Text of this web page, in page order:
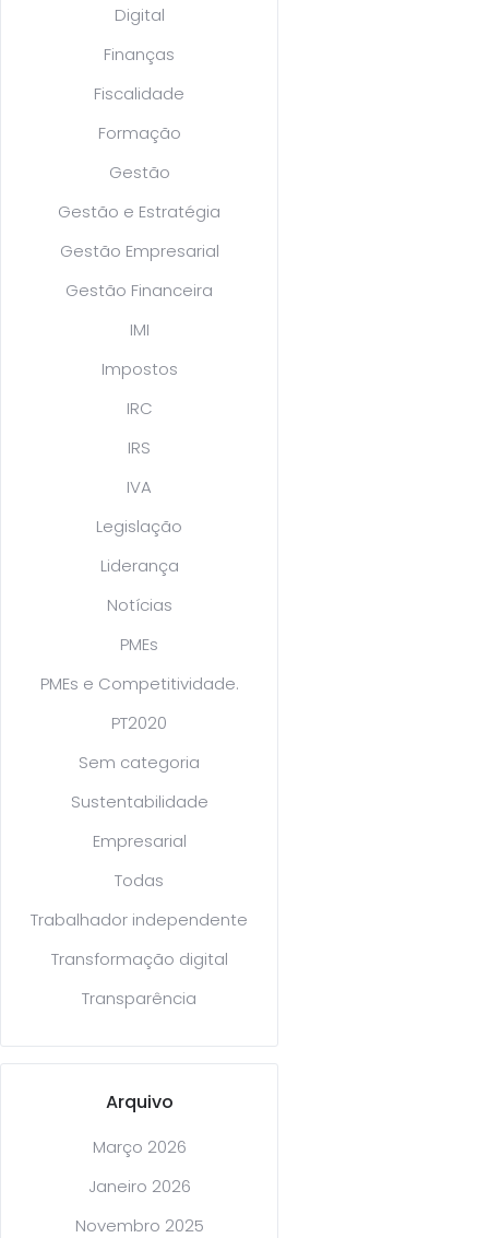
Digital
Finanças
Fiscalidade
Formação
Gestão
Gestão e Estratégia
Gestão Empresarial
Gestão Financeira
IMI
Impostos
IRC
IRS
IVA
Legislação
Liderança
Notícias
PMEs
PMEs e Competitividade.
PT2020
Sem categoria
Sustentabilidade
Empresarial
Todas
Trabalhador independente
Transformação digital
Transparência
Arquivo
Março 2026
Janeiro 2026
Novembro 2025